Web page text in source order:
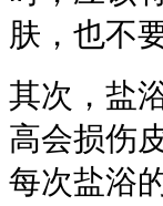
肤，也不
其次，盐
高会损伤
每次盐浴